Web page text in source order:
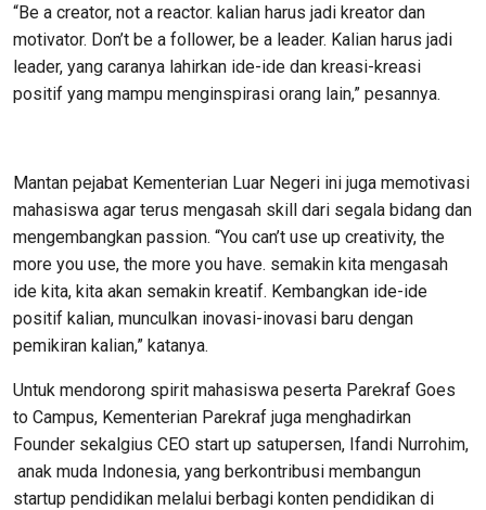
“Be a creator, not a reactor. kalian harus jadi kreator dan
motivator. Don’t be a follower, be a leader. Kalian harus jadi
leader, yang caranya lahirkan ide-ide dan kreasi-kreasi
positif yang mampu menginspirasi orang lain,” pesannya.
Mantan pejabat Kementerian Luar Negeri ini juga memotivasi
mahasiswa agar terus mengasah skill dari segala bidang dan
mengembangkan passion. “You can’t use up creativity, the
more you use, the more you have. semakin kita mengasah
ide kita, kita akan semakin kreatif. Kembangkan ide-ide
positif kalian, munculkan inovasi-inovasi baru dengan
pemikiran kalian,” katanya.
Untuk mendorong spirit mahasiswa peserta Parekraf Goes
to Campus, Kementerian Parekraf juga menghadirkan
Founder sekalgius CEO start up satupersen, Ifandi Nurrohim,
anak muda Indonesia, yang berkontribusi membangun
startup pendidikan melalui berbagi konten pendidikan di